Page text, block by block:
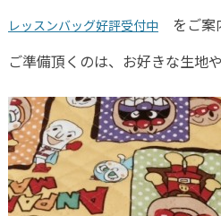
レッスンバッグ好評受付中 をご案
ご準備頂くのは、お好きな生地